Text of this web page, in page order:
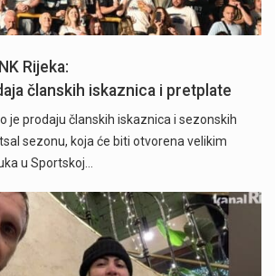
Rijeka:
članskih iskaznica i pretplate
je prodaju članskih iskaznica i sezonskih
sezonu, koja će biti otvorena velikim
u Sportskoj…